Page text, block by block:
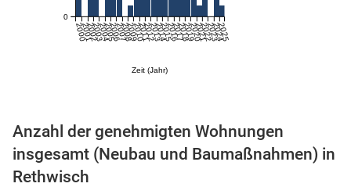
Zeit (Jahr)
2000200120022003200420052006200720082009201020112012201320142015201620172018201920202021202220232024
2025
0
Anzahl der genehmigten Wohnungen
insgesamt (Neubau und Baumaßnahmen) in
Rethwisch